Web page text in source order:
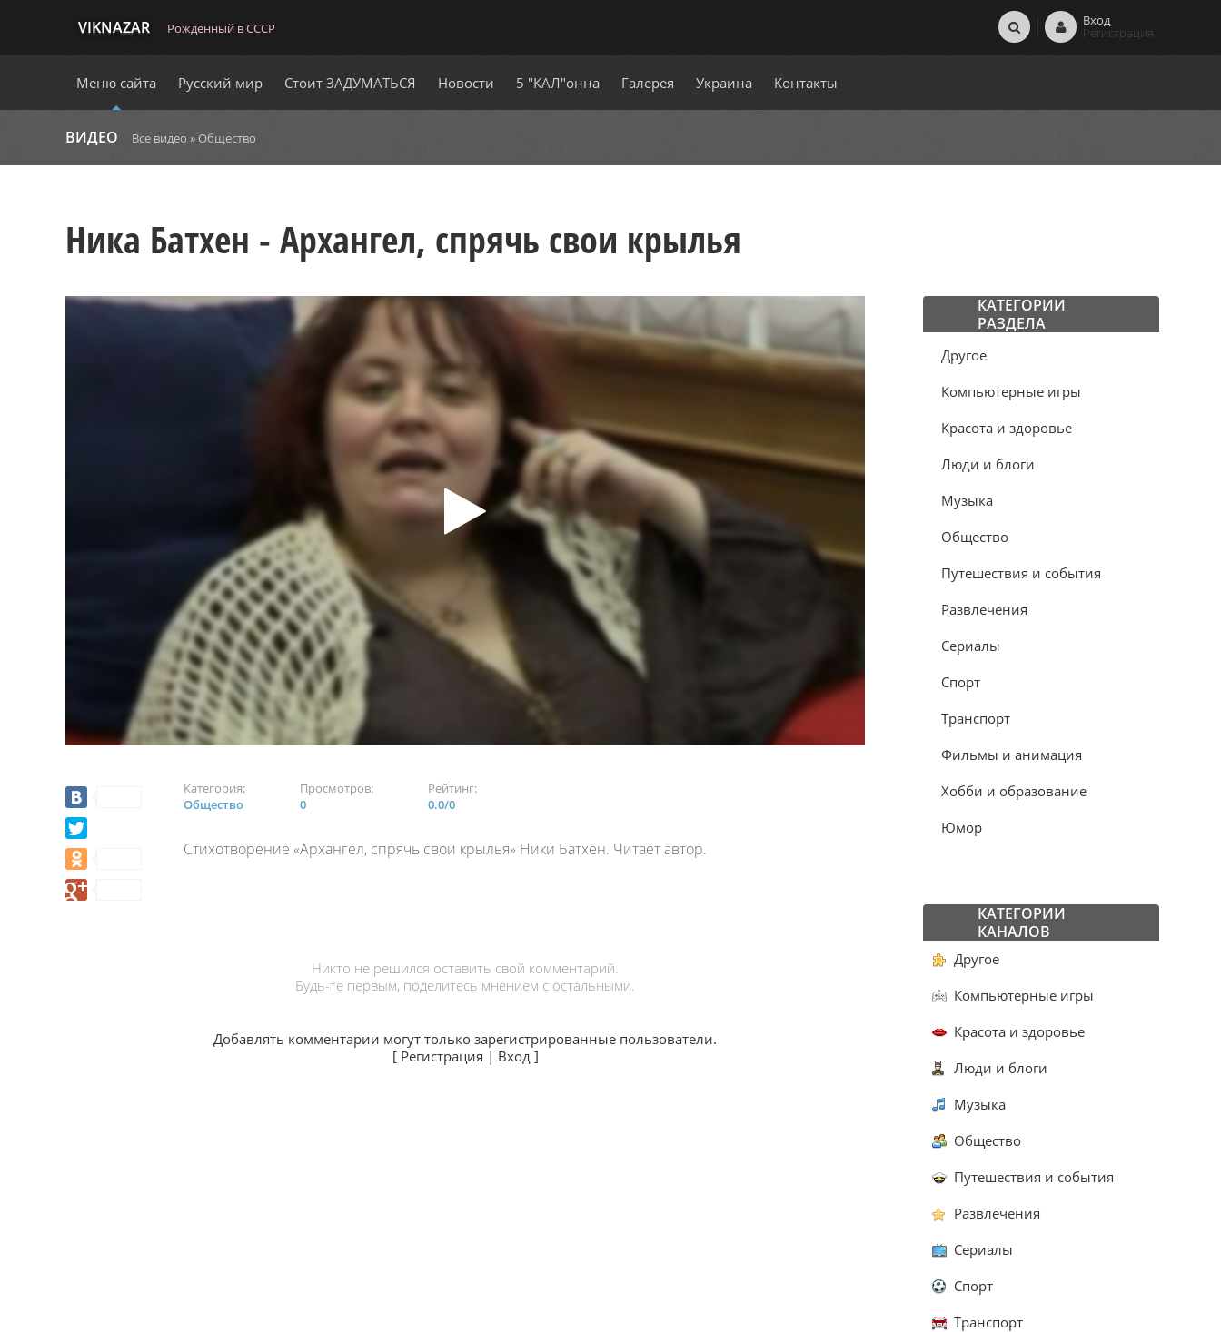
VIKNAZAR Рождённый в СССР Вход
Регистрация
Меню сайта Русский мир Стоит ЗАДУМАТЬСЯ Новости 5 "КАЛ"онна Галерея Украина Контакты
ВИДЕО Все видео » Общество
Ника Батхен - Архангел, спрячь свои крылья
Категория:
Общество
Просмотров:
0
Рейтинг:
0.0/0
Стихотворение «Архангел, спрячь свои крылья» Ники Батхен. Читает автор.
Никто не решился оставить свой комментарий.
Будь-те первым, поделитесь мнением с остальными.
Добавлять комментарии могут только зарегистрированные пользователи.
[ Регистрация | Вход]
КАТЕГОРИИ
РАЗДЕЛА
Другое
Компьютерные игры
Красота и здоровье
Люди и блоги
Музыка
Общество
Путешествия и события
Развлечения
Сериалы
Спорт
Транспорт
Фильмы и анимация
Хобби и образование
Юмор
КАТЕГОРИИ
КАНАЛОВ
Другое
Компьютерные игры
Красота и здоровье
Люди и блоги
Музыка
Общество
Путешествия и события
Развлечения
Сериалы
Спорт
Транспорт